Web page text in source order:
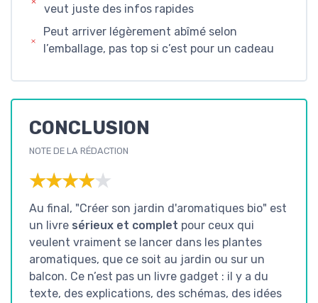
veut juste des infos rapides
Peut arriver légèrement abîmé selon
l’emballage, pas top si c’est pour un cadeau
CONCLUSION
NOTE DE LA RÉDACTION
★★★★★
★★★★★
Au final, "Créer son jardin d'aromatiques bio" est
un livre sérieux et complet pour ceux qui
veulent vraiment se lancer dans les plantes
aromatiques, que ce soit au jardin ou sur un
balcon. Ce n’est pas un livre gadget : il y a du
texte, des explications, des schémas, des idées